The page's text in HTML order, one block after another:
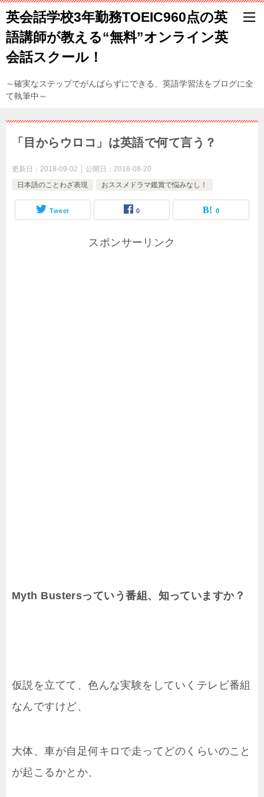
英会話学校3年勤務TOEIC960点の英
語講師が教える“無料”オンライン英
会話スクール！
～確実なステップでがんばらずにできる、英語学習法をブログに全
て執筆中～
「目からウロコ」は英語で何て言う？
更新日： 2018-09-02 公開日： 2018-08-20
日本語のことわざ表現
おススメドラマ鑑賞で悩みなし！
Tweet 0 0
スポンサーリンク
Myth Bustersっていう番組、知っていますか？
仮説を立てて、色んな実験をしていくテレビ番組
なんですけど、
大体、車が自足何キロで走ってどのくらいのこと
が起こるかとか、